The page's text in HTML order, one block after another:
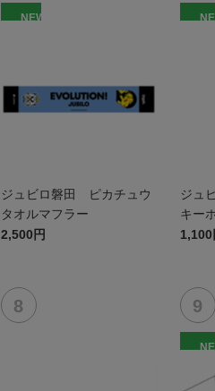
NEW
ジュビロ磐田 ピカチュウ
タオルマフラー
2,500円
ジュ
キー
1,100